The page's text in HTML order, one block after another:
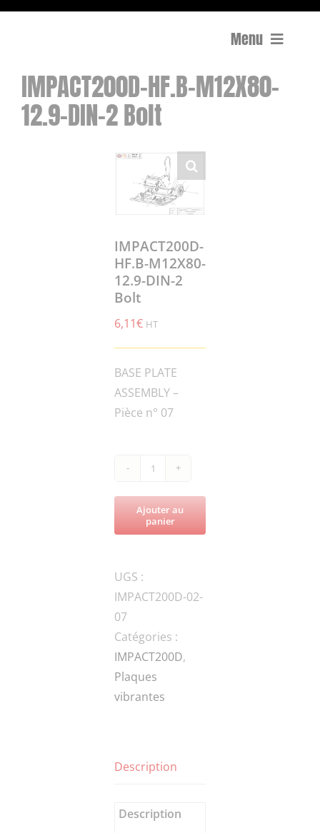
Menu
Compactage
Équipements de chantier
Surfaçage et rectification des sols
IMPACT200D-HF.B-M12X80-
12.9-DIN-2 Bolt
IMPACT200D-
HF.B-M12X80-
12.9-DIN-2
Bolt
6,11€ HT
BASE PLATE
ASSEMBLY –
Pièce n° 07
quantité
de
IMPACT200D-
HF.B-
DIN-
Bolt
Ajouter au
panier
UGS :
IMPACT200D-02-
07
Catégories :
IMPACT200D,
Plaques
vibrantes
Description
Description